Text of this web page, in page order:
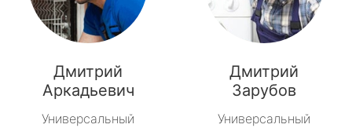
Дмитрий
Аркадьевич
Универсальный
Дмитрий
Зарубов
Универсальный